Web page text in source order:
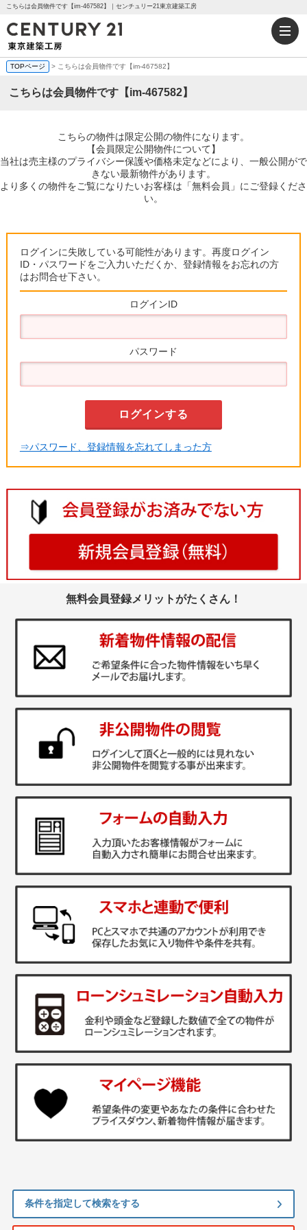
こちらは会員物件です【im-467582】｜センチュリー21東京建築工房
TOPページ > こちらは会員物件です【im-467582】
こちらは会員物件です【im-467582】
こちらの物件は限定公開の物件になります。
【会員限定公開物件について】
当社は売主様のプライバシー保護や価格未定などにより、一般公開がで
きない最新物件があります。
より多くの物件をご覧になりたいお客様は「無料会員」にご登録くださ
い。
ログインに失敗している可能性があります。再度ログイン
ID・パスワードをご入力いただくか、登録情報をお忘れの方
はお問合せ下さい。
ログインID
パスワード
⇒パスワード、登録情報を忘れてしまった方
無料会員登録メリットがたくさん！
条件を指定して検索をする